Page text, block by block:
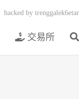
交易所
hacked by trenggalek6etar